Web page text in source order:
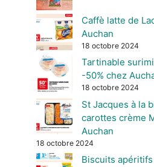
Caffè latte de
Auchan
18 octobre 2024
Tartinable
-50% chez
18 octobre 2024
St Jacques à la
carottes crème
Auchan
18 octobre 2024
Biscuits apéritifs